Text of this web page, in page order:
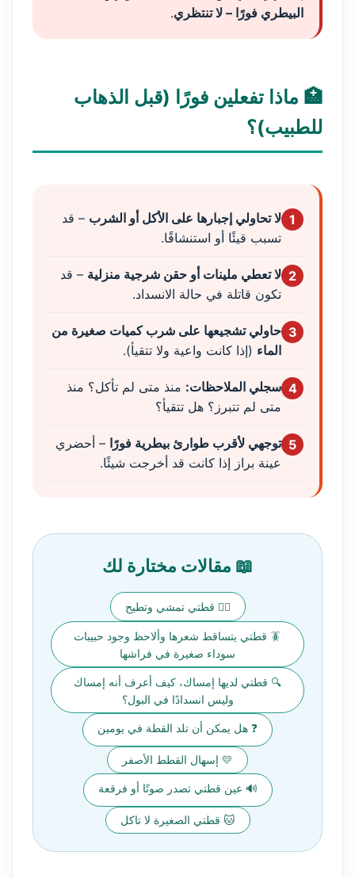
البيطري فورًا – لا تنتظري.
🏥 ماذا تفعلين فورًا (قبل الذهاب
للطبيب)؟
1 لا تحاولي إجبارها على الأكل أو الشرب – قد
تسبب قيئًا أو استنشاقًا.
2 لا تعطي ملينات أو حقن شرجية منزلية – قد
تكون قاتلة في حالة الانسداد.
3 حاولي تشجيعها على شرب كميات صغيرة من
الماء (إذا كانت واعية ولا تتقيأ).
4 سجلي الملاحظات: منذ متى لم تأكل؟ منذ
متى لم تتبرز؟ هل تتقيأ؟
5 توجهي لأقرب طوارئ بيطرية فورًا – أحضري
عينة براز إذا كانت قد أخرجت شيئًا.
📖 مقالات مختارة لك
🚶‍♂️ قطتي تمشي وتطيح
🪳 قطتي يتساقط شعرها وألاحظ وجود حبيبات
سوداء صغيرة في فراشها
🔍 قطتي لديها إمساك، كيف أعرف أنه إمساك
وليس انسدادًا في البول؟
❓ هل يمكن أن تلد القطة في يومين
💛 إسهال القطط الأصفر
🔊 عين قطتي تصدر صوتًا أو فرقعة
🐱 قطتي الصغيرة لا تاكل